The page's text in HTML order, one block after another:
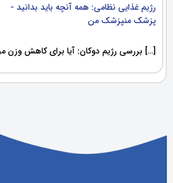
رژیم غذایی نظامی: همه آنچه باید بدانید -
پزشک منپزشک من
[…] بررسی رژیم دوکان: آیا برای کاهش وزن